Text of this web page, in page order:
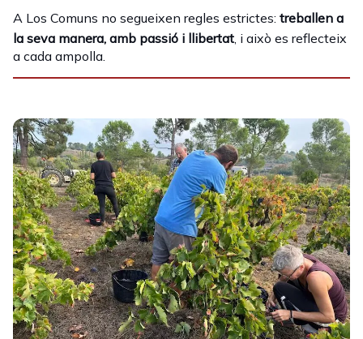
A Los Comuns no segueixen regles estrictes: treballen a
la seva manera, amb passió i llibertat , i això es reflecteix
a cada ampolla.